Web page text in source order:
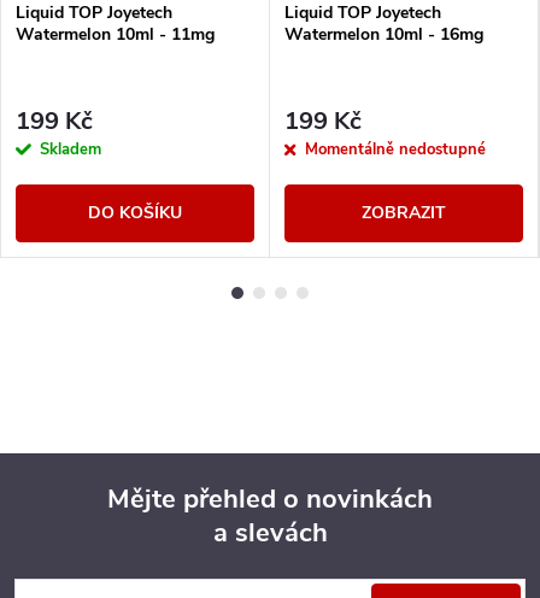
Liquid TOP Joyetech
Watermelon 10ml - 11mg
199 Kč
Skladem
DO KOŠÍKU
Liquid TOP Joyetech
Watermelon 10ml - 16mg
199 Kč
Momentálně nedostupné
ZOBRAZIT
Mějte přehled o novinkách
a slevách